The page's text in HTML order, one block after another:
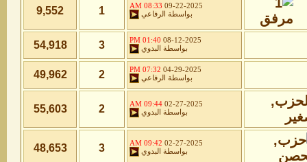
09-22-2025
08:33 AM
بواسطة
الرفاعي 1
9,552
08-12-2025
01:40 PM
بواسطة
البدوي 3
54,918
04-29-2025
07:32 PM
بواسطة
الرفاعي 2
49,962
02-27-2025
09:44 AM
بواسطة
البدوي 2
55,603
02-27-2025
09:42 AM
بواسطة
البدوي 3
48,653